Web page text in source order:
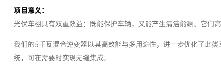
项目意义：
光伏车棚具有双重效益：既能保护车辆，又能产生清洁能源。它们
我们的5千瓦混合逆变器以其高效能与多用途性，进一步优化了此
统，可在需要时实现无缝集成。